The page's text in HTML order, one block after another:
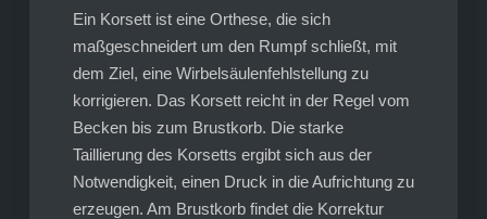
Ein Korsett ist eine Orthese, die sich
maßgeschneidert um den Rumpf schließt, mit
dem Ziel, eine Wirbelsäulenfehlstellung zu
korrigieren. Das Korsett reicht in der Regel vom
Becken bis zum Brustkorb. Die starke
Taillierung des Korsetts ergibt sich aus der
Notwendigkeit, einen Druck in die Aufrichtung zu
erzeugen. Am Brustkorb findet die Korrektur